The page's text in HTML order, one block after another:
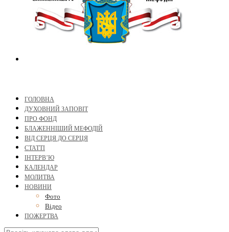
ГОЛОВНА
ДУХОВНИЙ ЗАПОВІТ
ПРО ФОНД
БЛАЖЕННІШИЙ МЕФОДІЙ
ВІД СЕРЦЯ ДО СЕРЦЯ
СТАТТІ
ІНТЕРВ’Ю
КАЛЕНДАР
МОЛИТВА
НОВИНИ
Фото
Відео
ПОЖЕРТВА